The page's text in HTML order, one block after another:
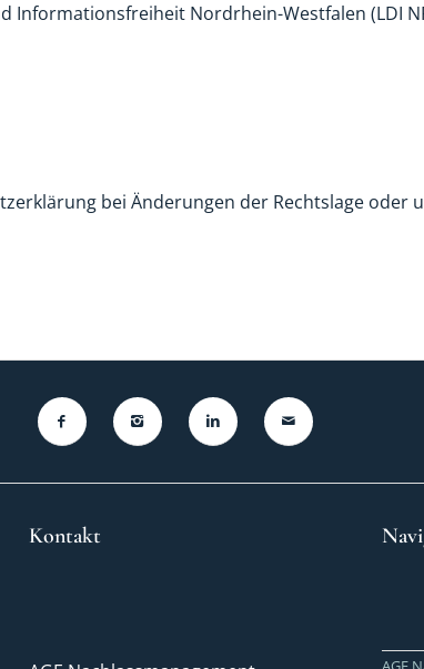
Informationsfreiheit Nordrhein-Westfalen (LDI
bei Änderungen der Rechtslage oder
Kontakt